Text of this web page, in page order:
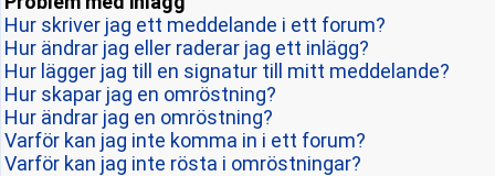
Hur skriver jag ett meddelande i ett forum?
Hur ändrar jag eller raderar jag ett inlägg?
Hur lägger jag till en signatur till mitt meddelande?
Hur skapar jag en omröstning?
Hur ändrar jag en omröstning?
Varför kan jag inte komma in i ett forum?
Varför kan jag inte rösta i omröstningar?